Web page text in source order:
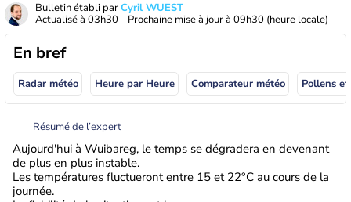
Bulletin établi parCyril WUEST
Actualisé à 03h30 - Prochaine mise à jour à 09h30 (heure locale)
En bref
Radar météo Heure par Heure Comparateur météo Pollens
Résumé de l’expert
Aujourd'hui à Wuibareg, le temps se dégradera en devenant
de plus en plus instable.
Les températures fluctueront entre 15 et 22°C au cours de la
journée.